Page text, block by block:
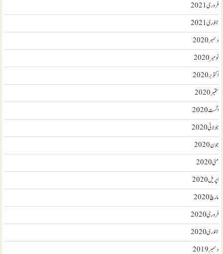
فروری 2021
جنوری 2021
دسمبر 2020
نومبر 2020
اکتوبر 2020
ستمبر 2020
اگست 2020
جولائی 2020
جون 2020
مئی 2020
اپریل 2020
مارچ 2020
فروری 2020
جنوری 2020
دسمبر 2019